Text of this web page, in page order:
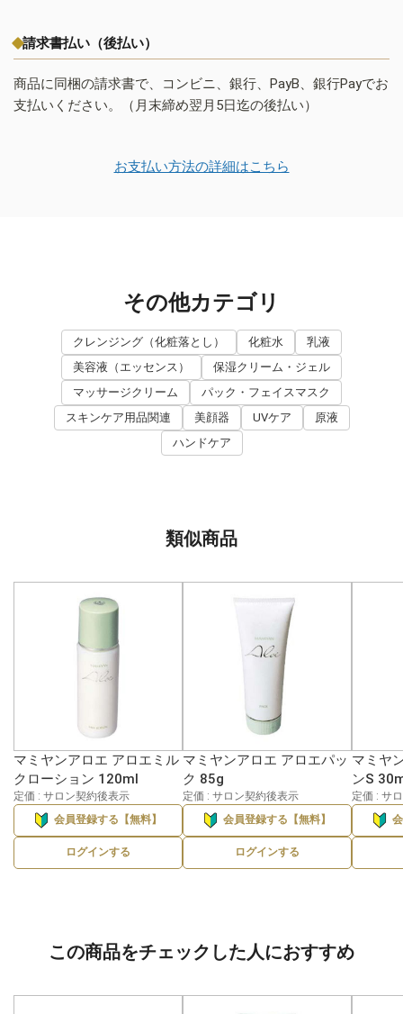
請求書払い（後払い）
商品に同梱の請求書で、コンビニ、銀行、PayB、銀行Payでお
支払いください。（月末締め翌月5日迄の後払い）
お支払い方法の詳細はこちら
その他カテゴリ
クレンジング（化粧落とし） 化粧水
乳液
美容液（エッセンス）
保湿クリーム・ジェル
マッサージクリーム
パック・フェイスマスク
スキンケア用品関連
美顔器 UVケア
原液
ハンドケア
類似商品
マミヤンアロエ アロエミル
クローション 120ml
定価 : サロン契約後表示
会員登録する【無料】
ログインする
マミヤンアロエ アロエパッ
ク 85g
定価 : サロン契約後表示
会員登録する【無料】
ログインする
マミヤ
ンS
定価 : サ
この商品をチェックした人におすすめ